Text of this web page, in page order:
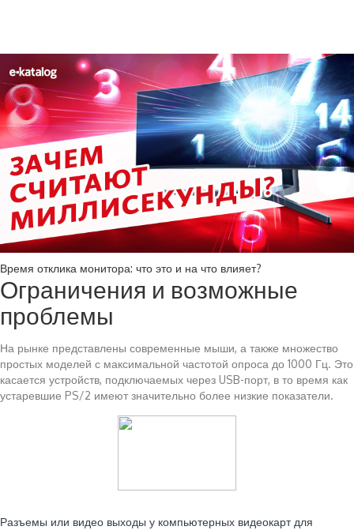
Время отклика монитора: что это и на что влияет?
Ограничения и возможные
проблемы
На рынке представлены современные мыши, а также множество
простых моделей с максимальной частотой опроса до 1000 Гц. Это
касается устройств, подключаемых через USB-порт, в то время как
устаревшие PS/2 имеют значительно более низкие показатели.
Разъемы или видео выходы у компьютерных видеокарт для